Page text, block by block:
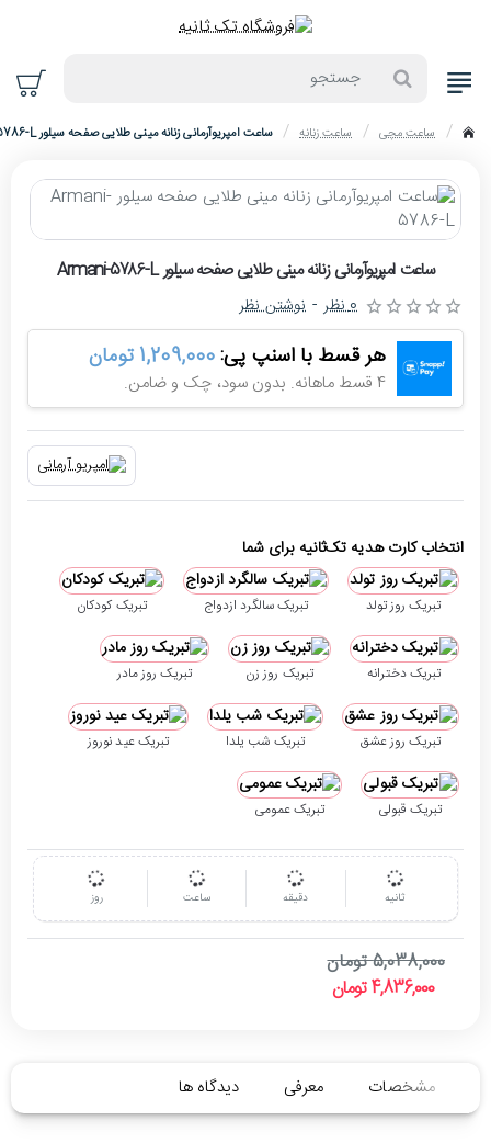
home
ساعت مچی ساعت زنانه ساعت امپریوآرمانی زنانه مینی طلایی صفحه سیلور Armani-5786-L
حراج
ساعت امپریوآرمانی زنانه مینی طلایی صفحه سیلور Armani-5786-L
هر قسط با اسنپ پی:1,209,000 تومان
4 قسط ماهانه. بدون سود، چک و ضامن.
0 نظر - نوشتن نظر
روز ساعت دقیقه ثانیه
4,836,000 تومان
5,038,000 تومان
انتخاب کارت هدیه تک‌ثانیه برای شما
تبریک روز تولد تبریک سالگرد ازدواج تبریک کودکان
تبریک دخترانه تبریک روز زن تبریک روز مادر
تبریک روز عشق تبریک شب یلدا تبریک عید نوروز
تبریک قبولی تبریک عمومی
مشخصات معرفی دیدگاه ها